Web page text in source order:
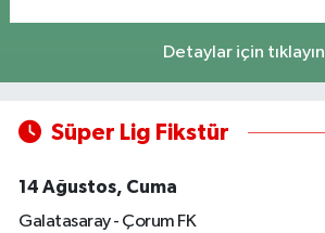
Detaylar için tıklayın
Süper Lig Fikstür
14 Ağustos, Cuma
Galatasaray - Çorum FK